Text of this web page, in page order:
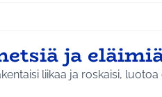
ja
liikaa ja roskaisi,